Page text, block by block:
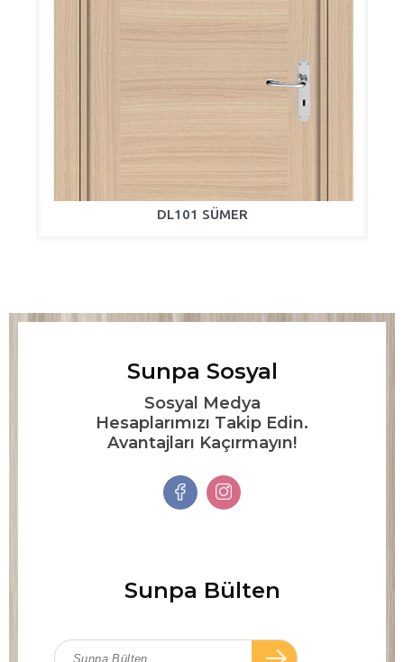
DL101 SÜMER
Sunpa Sosyal
Sosyal Medya
Hesaplarımızı Takip Edin.
Avantajları Kaçırmayın!
Sunpa Bülten